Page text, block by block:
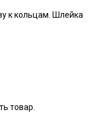
к кольцам. Шлейка
товар.